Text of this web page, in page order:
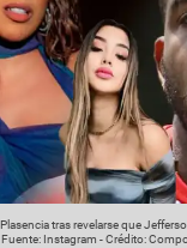
tras revelarse que
Fuente: Instagram -Crédito: